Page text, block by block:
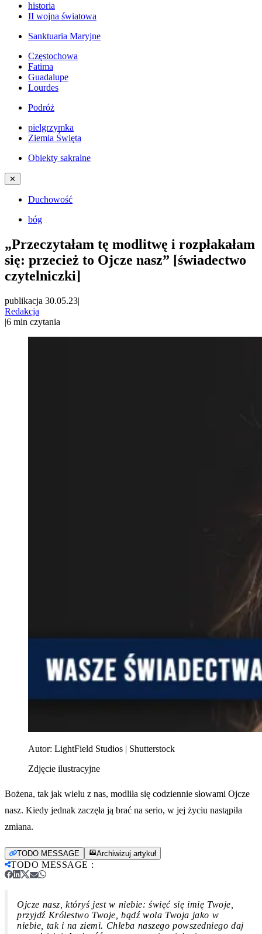
historia
II wojna światowa
Sanktuaria Maryjne
Częstochowa
Fatima
Guadalupe
Lourdes
Podróż
pielgrzymka
Ziemia Święta
Obiekty sakralne
✕
Duchowość
bóg
„Przeczytałam tę modlitwę i rozpłakałam
się: przecież to Ojcze nasz” [świadectwo
czytelniczki]
publikacja 30.05.23|
Redakcja
|6 min czytania
Autor: LightField Studios | Shutterstock
Zdjęcie ilustracyjne
Bożena, tak jak wielu z nas, modliła się codziennie słowami Ojcze
nasz. Kiedy jednak zaczęła ją brać na serio, w jej życiu nastąpiła
zmiana.
TODO MESSAGE Archiwizuj artykuł
TODO MESSAGE :
Ojcze nasz, któryś jest w niebie: święć się imię Twoje,
przyjdź Królestwo Twoje, bądź wola Twoja jako w
niebie, tak i na ziemi. Chleba naszego powszedniego daj